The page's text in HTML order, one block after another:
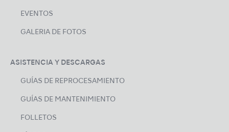
EVENTOS
GALERIA DE FOTOS
ASISTENCIA Y DESCARGAS
GUÍAS DE REPROCESAMIENTO
GUÍAS DE MANTENIMIENTO
FOLLETOS